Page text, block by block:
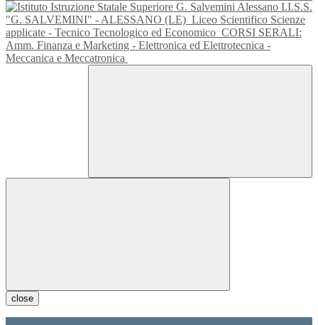
I.I.S.S.
"G. SALVEMINI" - ALESSANO (LE) Liceo Scientifico Scienze
applicate - Tecnico Tecnologico ed Economico CORSI SERALI:
Amm. Finanza e Marketing - Elettronica ed Elettrotecnica -
Meccanica e Meccatronica
close